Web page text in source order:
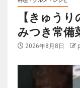
【きゅう
みつき常備
2026年8月8日